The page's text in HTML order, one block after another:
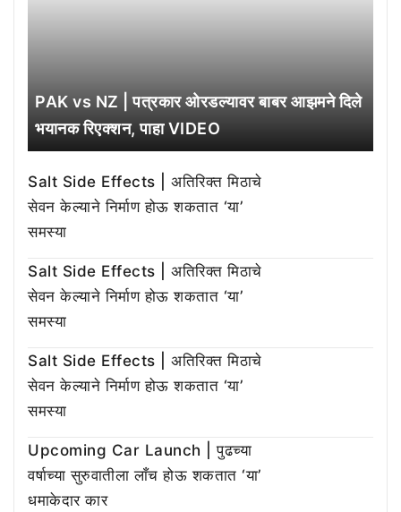
PAK vs NZ | पत्रकार ओरडल्यावर बाबर आझमने दिले
भयानक रिएक्शन, पाहा VIDEO
Salt Side Effects | अतिरिक्त मिठाचे
सेवन केल्याने निर्माण होऊ शकतात ‘या’
समस्या
Salt Side Effects | अतिरिक्त मिठाचे
सेवन केल्याने निर्माण होऊ शकतात ‘या’
समस्या
Salt Side Effects | अतिरिक्त मिठाचे
सेवन केल्याने निर्माण होऊ शकतात ‘या’
समस्या
Upcoming Car Launch | पुढच्या
वर्षाच्या सुरुवातीला लाँच होऊ शकतात ‘या’
धमाकेदार कार